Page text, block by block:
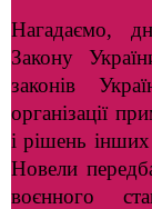
Нагадаємо,
Закону
законів
організації
і рішень інших
Новели
воєнного